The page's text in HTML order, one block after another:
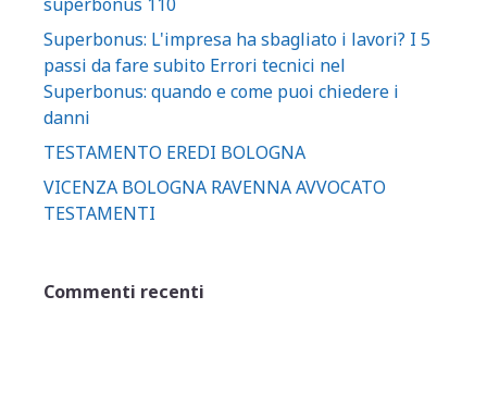
Superbonus: L'impresa ha sbagliato i lavori? I 5
passi da fare subito Errori tecnici nel
Superbonus: quando e come puoi chiedere i
danni
TESTAMENTO EREDI BOLOGNA
VICENZA BOLOGNA RAVENNA AVVOCATO
TESTAMENTI
Commenti recenti